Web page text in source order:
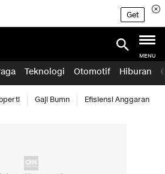
Get
MENU
Teknologi Otomotif Hiburan
Gaji Bumn Efisiensi Anggaran